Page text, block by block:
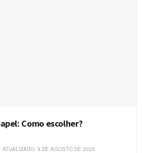
Como escolher?
9 DE AGOSTO DE 2025